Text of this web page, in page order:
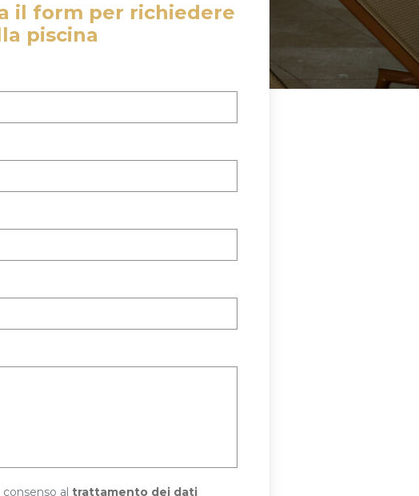
il form per richiedere
piscina
consenso al trattamento dei dati